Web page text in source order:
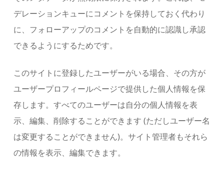
デレーションキューにコメントを保持しておく代わり
に、フォローアップのコメントを自動的に認識し承認
できるようにするためです。
このサイトに登録したユーザーがいる場合、その方が
ユーザープロフィールページで提供した個人情報を保
存します。すべてのユーザーは自分の個人情報を表
示、編集、削除することができます (ただしユーザー名
は変更することができません)。サイト管理者もそれら
の情報を表示、編集できます。